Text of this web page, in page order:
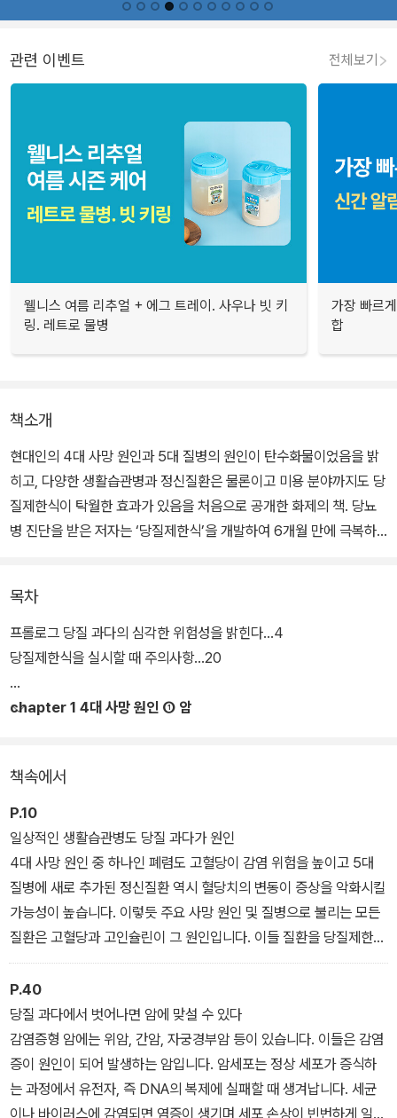
관련 이벤트 전체보기
웰니스 여름 리추얼 + 에그 트레이. 사우나 빗 키
링. 레트로 물병
가장 빠르
합
책소개
현대인의 4대 사망 원인과 5대 질병의 원인이 탄수화물이었음을 밝
히고, 다양한 생활습관병과 정신질환은 물론이고 미용 분야까지도 당
질제한식이 탁월한 효과가 있음을 처음으로 공개한 화제의 책. 당뇨
병 진단을 받은 저자는 ‘당질제한식’을 개발하여 6개월 만에 극복하
당뇨병 완치를 계기로 본격적인 당뇨병 연구에 돌입하여 고혈압, 당
뇨병, 비만에 획기적으로 효과가 있는 ‘당질제한식’의 체계를 확립하
활습관병을 예방하고 개선하기 위한 당질제한식의 31가지 포인트 외
목차
프롤로그 당질 과다의 심각한 위험성을 밝힌다…4
당질제한식을 실시할 때 주의사항…20
chapter 1 4대 사망 원인 ① 암
책속에서
P.10
일상적인 생활습관병도 당질 과다가 원인
4대 사망 원인 중 하나인 폐렴도 고혈당이 감염 위험을 높이고 5대
질병에 새로 추가된 정신질환 역시 혈당치의 변동이 증상을 악화시킬
가능성이 높습니다. 이렇듯 주요 사망 원인 및 질병으로 불리는 모든
질환은 고혈당과 고인슐린이 그 원인입니다. 이들 질환을 당질제한식
으로 예방하고 개선할 수 있습니다.
P.40
당질 과다에서 벗어나면 암에 맞설 수 있다
감염증형 암에는 위암, 간암, 자궁경부암 등이 있습니다. 이들은 감염
증이 원인이 되어 발생하는 암입니다. 암세포는 정상 세포가 증식하
는 과정에서 유전자, 즉 DNA의 복제에 실패할 때 생겨납니다. 세균
이나 바이러스에 감염되면 염증이 생기며 세포 손상이 빈번하게 일어